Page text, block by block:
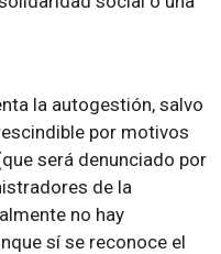
la autogestión, salvo
por motivos
será denunciado por
de la
no hay
sí se reconoce el